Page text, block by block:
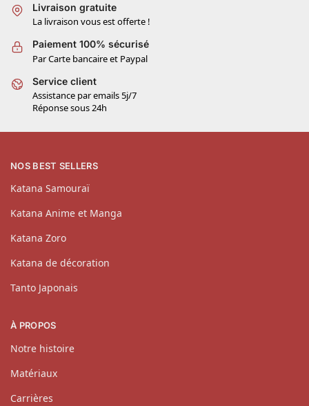
Livraison gratuite
La livraison vous est offerte !
Paiement 100% sécurisé
Par Carte bancaire et Paypal
Service client
Assistance par emails 5j/7
Réponse sous 24h
NOS BEST SELLERS
Katana Samouraï
Katana Anime et Manga
Katana Zoro
Katana de décoration
Tanto Japonais
À PROPOS
Notre histoire
Matériaux
Carrières